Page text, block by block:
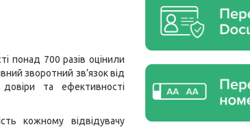
понад 700 разів оцінили
зворотний зв’язок від
та ефективності
кожному відвідувачу